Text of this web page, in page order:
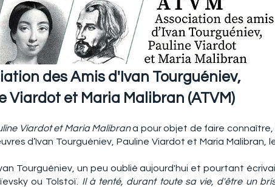
des Amis d'Ivan Tourguéniev,
Viardot et Maria Malibran (ATVM)
Viardot et Maria Malibrana pour objet de faire
d’Ivan Tourguéniev, Pauline Viardot et Maria Malibran,
Tourguéniev, un peu oublié aujourd'hui et pourtant
ou Tolstoï. Il à tenté, durant toute sa vie, d'être un